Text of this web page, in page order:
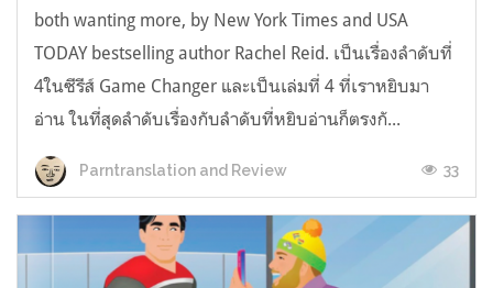
both wanting more, by New York Times and USA
TODAY bestselling author Rachel Reid. เป็นเรื่องลำดับที่
4ในซีรีส์ Game Changer และเป็นเล่มที่ 4 ที่เราหยิบมา
อ่าน ในที่สุดลำดับเรื่องกับลำดับที่หยิบอ่านก็ตรงกั...
Parntranslation and Review 33